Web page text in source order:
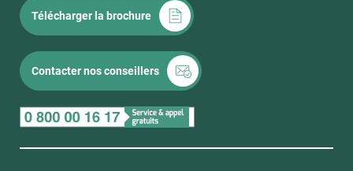
Télécharger la brochure
Contacter nos conseillers